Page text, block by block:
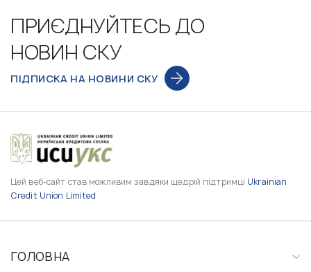
ПРИЄДНУЙТЕСЬ ДО
НОВИН СКУ
ПІДПИСКА НА НОВИНИ СКУ
Цей веб-сайт став можливим завдяки щедрій підтримці Ukrainian
Credit Union Limited
ГОЛОВНА